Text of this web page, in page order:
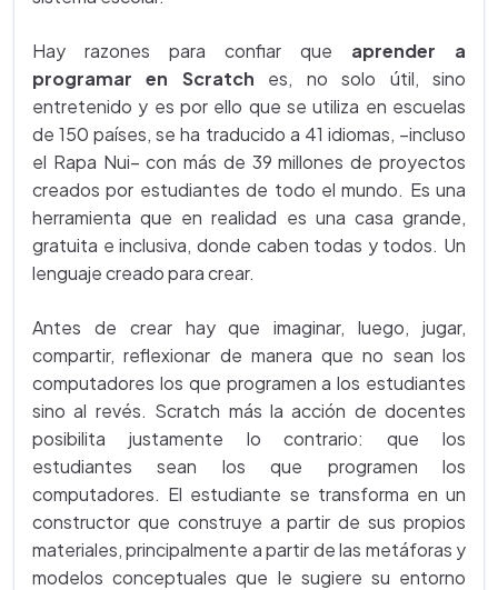
Hay razones para confiar que aprender a
programar en Scratch es, no solo útil, sino
entretenido y es por ello que se utiliza en escuelas
de 150 países, se ha traducido a 41 idiomas, –incluso
el Rapa Nui– con más de 39 millones de proyectos
creados por estudiantes de todo el mundo. Es una
herramienta que en realidad es una casa grande,
gratuita e inclusiva, donde caben todas y todos. Un
lenguaje creado para crear.
Antes de crear hay que imaginar, luego, jugar,
compartir, reflexionar de manera que no sean los
computadores los que programen a los estudiantes
sino al revés. Scratch más la acción de docentes
posibilita justamente lo contrario: que los
estudiantes sean los que programen los
computadores. El estudiante se transforma en un
constructor que construye a partir de sus propios
materiales, principalmente a partir de las metáforas y
modelos conceptuales que le sugiere su entorno